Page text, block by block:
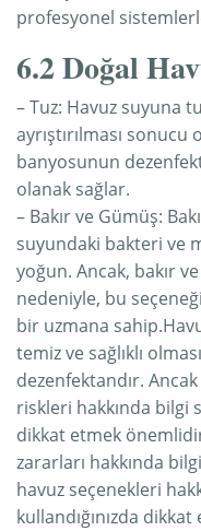
profesyonel
6.2 Doğal
– Tuz: Havuz suyuna
ayrıştırılması
banyosunun
olanak sağlar.
– Bakır ve Gümüş:
suyundaki bakteri ve
yoğun. Ancak, bakır
nedeniyle, bu
bir uzmana
temiz ve sağlıklı
dezenfektandır.
riskleri hakkında bilgi
dikkat etmek
zararları hakkında
havuz seçenekleri
kullandığınızda